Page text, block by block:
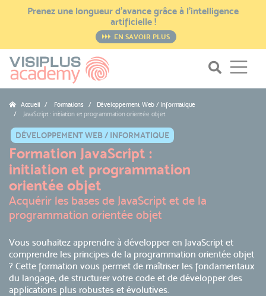
Prenez une longueur d’avance grâce à l’intelligence
artificielle !
EN SAVOIR PLUS
Accueil
Formations / Développement Web / Informatique
JavaScript : initiation et programmation orientée objet
DÉVELOPPEMENT WEB / INFORMATIQUE
Formation JavaScript :
initiation et programmation
orientée objet
Acquérir les bases de JavaScript et de la
programmation orientée objet
Vous souhaitez apprendre à développer en JavaScript et
comprendre les principes de la programmation orientée objet
? Cette formation vous permet de maîtriser les fondamentaux
du langage, de structurer votre code et de développer des
applications plus robustes et évolutives.